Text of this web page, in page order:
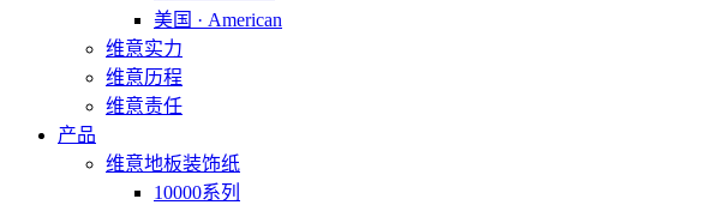
美国 · American
维意实力
维意历程
维意责任
产品
维意地板装饰纸
10000系列